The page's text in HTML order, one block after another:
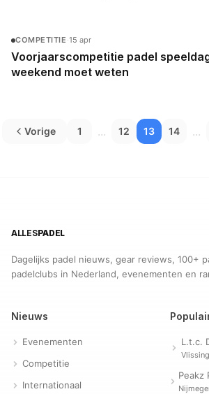
COMPETITIE ·15 apr
Voorjaarscompetitie padel
weekend moet weten
Vorige 1 ... 12 13 14 ...
ALLESPADEL
Dagelijks padel nieuws, gear reviews, 100+
padelclubs in Nederland, evenementen en
Nieuws
Evenementen
Competitie
Internationaal
L.t.c.